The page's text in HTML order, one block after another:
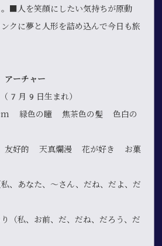
。■人を笑顔にしたい気持ちが原動
クに夢と人形を詰め込んで今日も旅
ーチャー
（7月9日生まれ）
色の瞳 焦茶色の髪 色白の
友好的 天真爛漫 花が好き お菓
、あなた、～さん、だね、だよ、だ
（私、お前、だ、だね、だろう、だ